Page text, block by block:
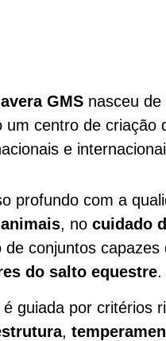
GMS nasceu
um centro de criação
e
profundo com a
, no cuidado
de conjuntos
do salto equestre.
guiada por critérios
,